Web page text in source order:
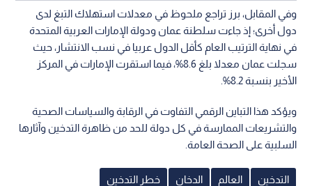
وفي المقابل، برز تراجع ملحوظ في معدلات استهلاك التبغ لدى
دول أخرى؛ إذ جاءت سلطنة عمان ودولة الإمارات العربية المتحدة
في نهاية الترتيب العام كأقل الدول عربيا في نسب الانتشار، حيث
سجلت عمان معدلا بلغ 8.6%، فيما استقرت الإمارات في المركز
الأخير بنسبة 8.2%.
ويؤكد هذا التباين الرقمي التفاوت في الرقابة والسياسات الصحية
والتشريعات الممارسة في كل دولة للحد من ظاهرة التدخين وآثارها
السلبية على الصحة العامة.
التدخين العالم الدخان خطر التدخين